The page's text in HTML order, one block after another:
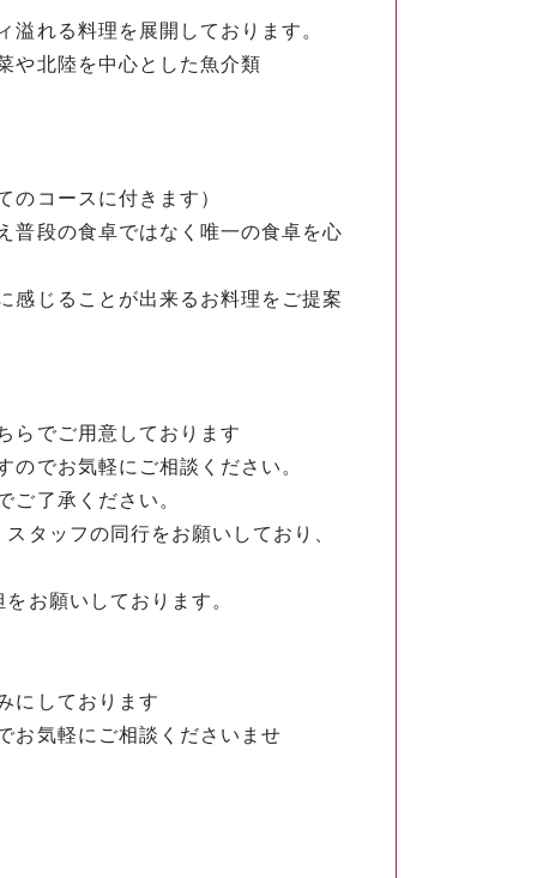
れる料理を展開しております。
や北陸を中心とした魚介類
のコースに付きます）
普段の食卓ではなく唯一の食卓を心
感じることが出来るお料理をご提案
らでご用意しております
のでお気軽にご相談ください。
ご了承ください。
タッフの同行をお願いしており、
お願いしております。
にしております
お気軽にご相談くださいませ